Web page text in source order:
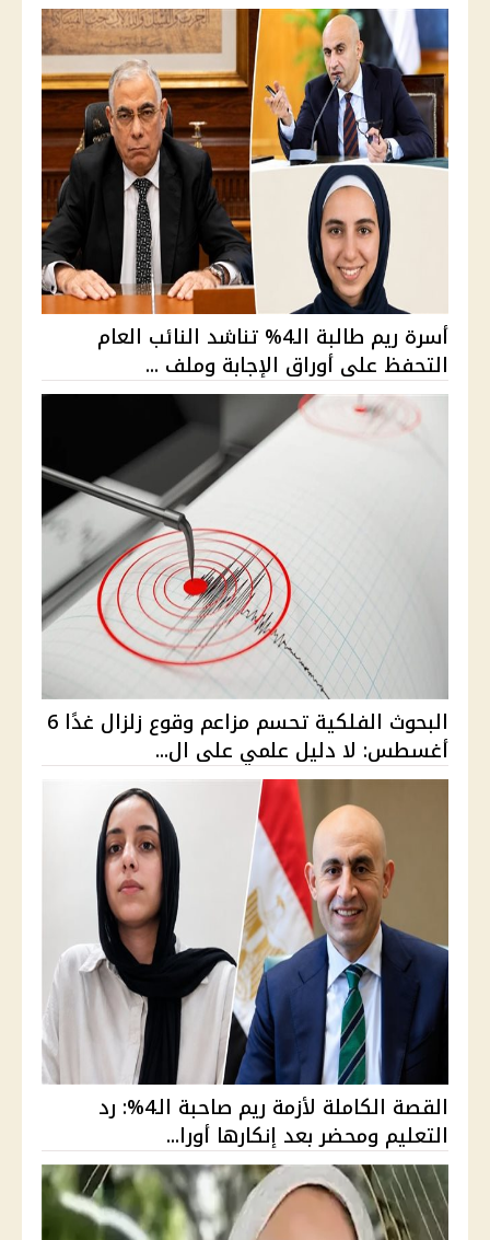
أسرة ريم طالبة الـ4% تناشد النائب العام
التحفظ على أوراق الإجابة وملف ...
البحوث الفلكية تحسم مزاعم وقوع زلزال غدًا 6
أغسطس: لا دليل علمي على ال...
القصة الكاملة لأزمة ريم صاحبة الـ4%: رد
التعليم ومحضر بعد إنكارها أورا...